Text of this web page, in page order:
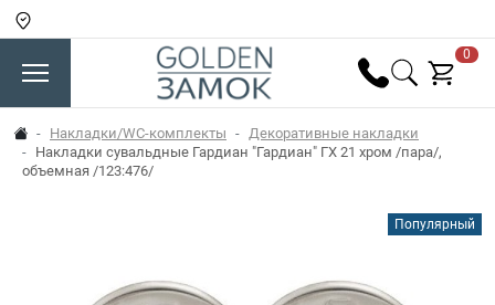
0
Накладки/WC-комплекты
Декоративные накладки
Накладки сувальдные Гардиан "Гардиан" ГХ 21 хром /пара/,
объемная /123:476/
Популярный